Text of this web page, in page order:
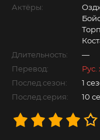
Актёры:
Длительность:
—
Перевод:
Рус.
Послед.сезон:
1
Послед.серия:
10